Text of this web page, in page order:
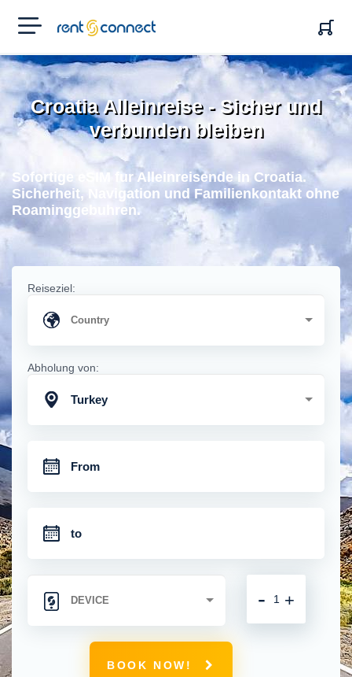
RENT'N
CONNECT
Croatia Alleinreise - Sicher und
verbunden bleiben
Sofortige eSIM fur Alleinreisende in Croatia.
Sicherheit, Navigation und Familienkontakt ohne
Roaminggebuhren.
Reiseziel:
Abholung von:
Turkey
+
-
BOOK NOW!